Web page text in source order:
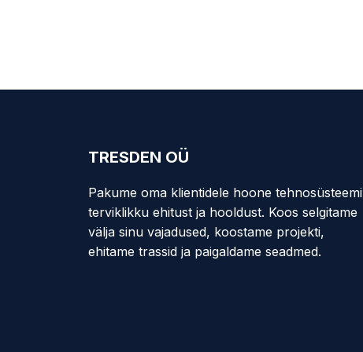
TRESDEN OÜ
Pakume oma klientidele hoone tehnosüsteemi
terviklikku ehitust ja hooldust. Koos selgitame
välja sinu vajadused, koostame projekti,
ehitame trassid ja paigaldame seadmed.